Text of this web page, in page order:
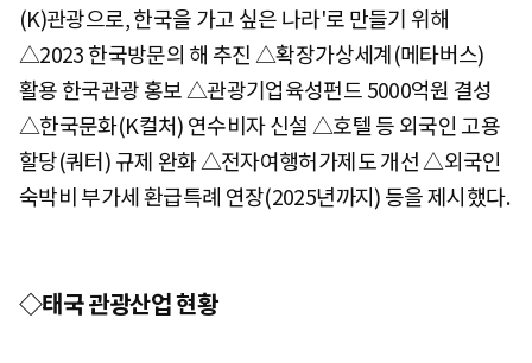
(K)관광으로, 한국을 가고 싶은 나라'로 만들기 위해
△2023 한국방문의 해 추진 △확장가상세계(메타버스)
활용 한국관광 홍보 △관광기업육성펀드 5000억원 결성
△한국문화(K컬처) 연수비자 신설 △호텔 등 외국인 고용
할당(쿼터) 규제 완화 △전자여행허가제도 개선 △외국인
숙박비 부가세 환급특례 연장(2025년까지) 등을 제시했다.
◇태국 관광산업 현황